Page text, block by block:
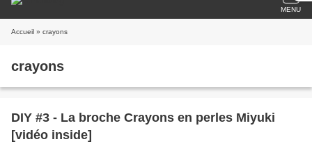
MENU
Accueil » crayons
crayons
DIY #3 - La broche Crayons en perles Miyuki
[vidéo inside]